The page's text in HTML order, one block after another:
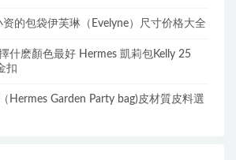
的包袋伊芙琳（Evelyne）尺寸价格大全
什麽顏色最好 Hermes 凱莉包Kelly 25
扣
Hermes Garden Party bag)皮材質皮料選